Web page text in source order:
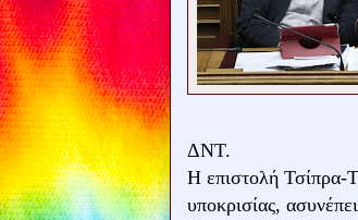
ΔΝΤ.
Η επιστολή Τσίπρα-
υποκρισίας,